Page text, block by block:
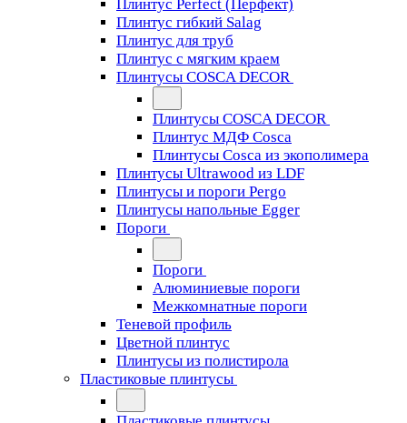
Плинтус Perfect (Перфект)
Плинтус гибкий Salag
Плинтус для труб
Плинтус с мягким краем
Плинтусы COSCA DECOR
Плинтусы COSCA DECOR
Плинтус МДФ Cosca
Плинтусы Cosca из экополимера
Плинтусы Ultrawood из LDF
Плинтусы и пороги Pergo
Плинтусы напольные Egger
Пороги
Пороги
Алюминиевые пороги
Межкомнатные пороги
Теневой профиль
Цветной плинтус
Плинтусы из полистирола
Пластиковые плинтусы